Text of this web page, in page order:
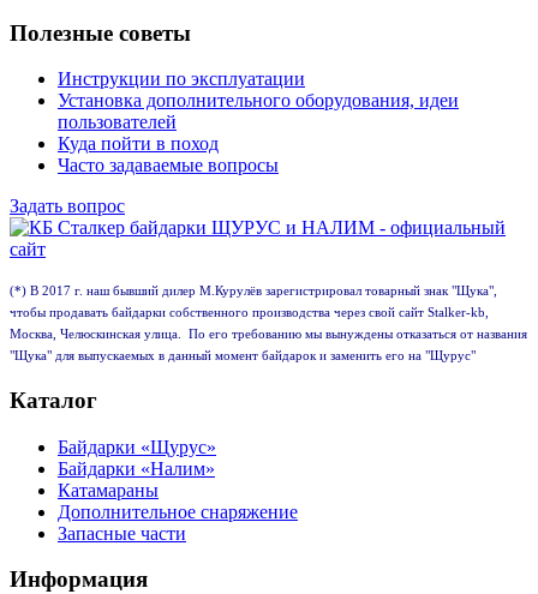
Полезные советы
Инструкции по эксплуатации
Установка дополнительного оборудования, идеи
пользователей
Куда пойти в поход
Часто задаваемые вопросы
Задать вопрос
(*) В 2017 г. наш бывший дилер М.Курулёв зарегистрировал товарный знак "Щука",
чтобы продавать байдарки собственного производства через свой сайт Stalker-kb,
Москва, Челюскинская улица. По его требованию мы вынуждены отказаться от названия
"Щука" для выпускаемых в данный момент байдарок и заменить его на "Щурус"
Каталог
Байдарки «Щурус»
Байдарки «Налим»
Катамараны
Дополнительное снаряжение
Запасные части
Информация